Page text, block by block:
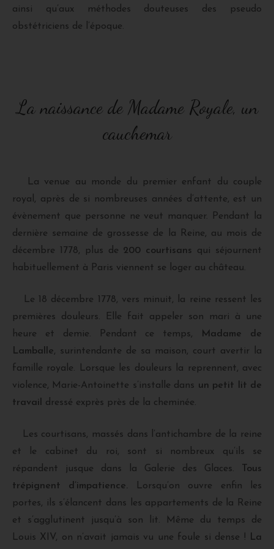
ainsi qu’aux méthodes douteuses des pseudo
obstétriciens de l’époque.
La naissance de Madame Royale, un
cauchemar
La venue au monde du premier enfant du couple
royal, après de si nombreuses années d’attente, est un
évènement que personne ne veut manquer. Pendant la
dernière semaine de grossesse de la Reine, au mois de
décembre 1778, plus de 200 courtisans qui séjournent
habituellement à Paris viennent se loger au château.
Le 18 décembre 1778, vers minuit, la reine ressent les
premières douleurs. Elle fait appeler son mari à une
heure et demie. Pendant ce temps,
Madame de
Lamballe, surintendante de sa maison, court avertir la
famille royale. Lorsque les douleurs la reprennent, avec
violence, Marie-Antoinette s’installe dans un petit lit de
travail dressé exprès près de la cheminée.
Les courtisans, massés dans l’antichambre de la reine
et le cabinet du roi, sont si nombreux qu’ils se
répandent jusque dans la Galerie des Glaces.
Tous
trépignent d’impatience. Lorsqu’on ouvre enfin les
portes, ils s’élancent dans les appartements de la Reine
et s’agglutinent jusqu’à son lit. Même du temps de
Louis XIV, on n’avait jamais vu une foule si dense ! La